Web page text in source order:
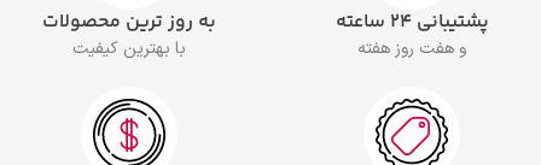
پشتیبانی ۲۴ ساعته
و هفت روز هفته
به روز ترین محصولات
با بهترین کیفیت